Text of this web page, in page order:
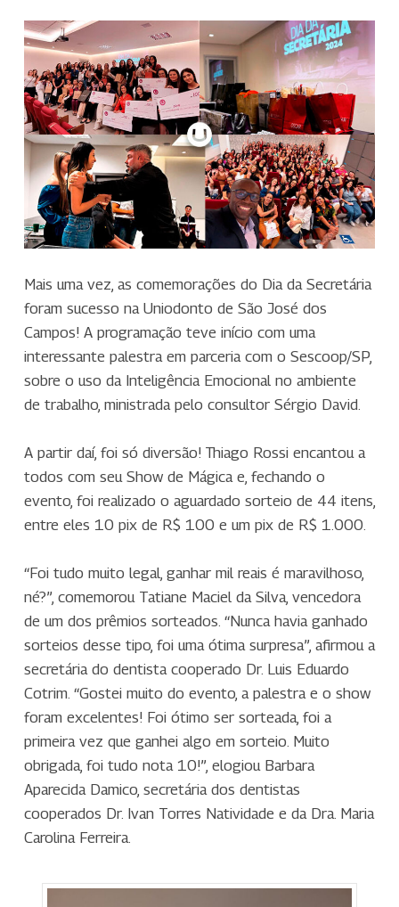
Mais uma vez, as comemorações do Dia da Secretária
foram sucesso na Uniodonto de São José dos
Campos! A programação teve início com uma
interessante palestra em parceria com o Sescoop/SP,
sobre o uso da Inteligência Emocional no ambiente
de trabalho, ministrada pelo consultor Sérgio David.
A partir daí, foi só diversão! Thiago Rossi encantou a
todos com seu Show de Mágica e, fechando o
evento, foi realizado o aguardado sorteio de 44 itens,
entre eles 10 pix de R$ 100 e um pix de R$ 1.000.
“Foi tudo muito legal, ganhar mil reais é maravilhoso,
né?”, comemorou Tatiane Maciel da Silva, vencedora
de um dos prêmios sorteados. “Nunca havia ganhado
sorteios desse tipo, foi uma ótima surpresa”, afirmou a
secretária do dentista cooperado Dr. Luis Eduardo
Cotrim. “Gostei muito do evento, a palestra e o show
foram excelentes! Foi ótimo ser sorteada, foi a
primeira vez que ganhei algo em sorteio. Muito
obrigada, foi tudo nota 10!”, elogiou Barbara
Aparecida Damico, secretária dos dentistas
cooperados Dr. Ivan Torres Natividade e da Dra. Maria
Carolina Ferreira.